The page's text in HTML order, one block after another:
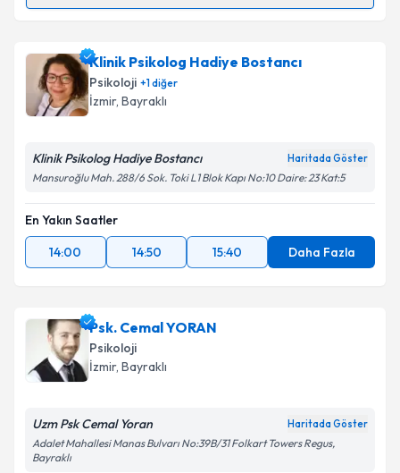
almanız için bir takvim hazırlandığında e-posta ile
bilgilendireceğiz.
E-posta Adresiniz
Kişisel verilerimin işlenmesine ilişkinAydınlatma
Metni
kapsamda işlenmesini kabul ediyorum.
Klinik Psikolog Hadiye Bostancı
Psikoloji +1diğer
İzmir, Bayraklı
Klinik Psikolog Hadiye Bostancı Haritada Göster
Mansuroğlu Mah. 288/6 Sok. Toki L1 Blok Kapı No:10 Daire: 23 Kat:5
En Yakın Saatler
14:00
14:50 15:40 Daha Fazla
Psk. Cemal YORAN
Psikoloji
İzmir, Bayraklı
Uzm Psk Cemal Yoran Haritada Göster
Adalet Mahallesi Manas Bulvarı No:39B/31 Folkart Towers Regus,
Bayraklı